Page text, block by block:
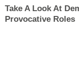
Take A Look At
Provocative Roles